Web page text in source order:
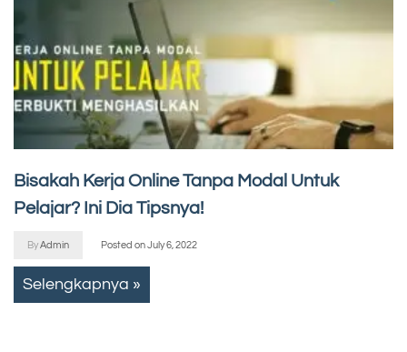
Bisakah Kerja Online Tanpa Modal Untuk
Pelajar? Ini Dia Tipsnya!
ByAdmin Posted onJuly 6, 2022
Selengkapnya »